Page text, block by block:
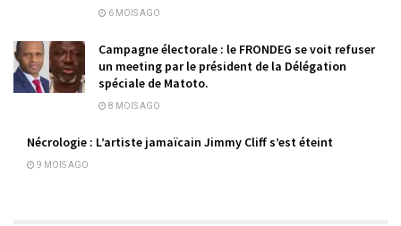
6 MOIS AGO
Campagne électorale : le FRONDEG se voit refuser
un meeting par le président de la Délégation
spéciale de Matoto.
8 MOIS AGO
Nécrologie : L’artiste jamaïcain Jimmy Cliff s’est éteint
9 MOIS AGO